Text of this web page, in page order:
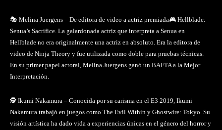
🎭 Melina Juergens – De editora de video a actriz premiada🎮 Hellblade:
Senua’s Sacrifice. La galardonada actriz que interpreta a Senua en
Hellblade no era originalmente una actriz en absoluto. Era la editora de
video de Ninja Theory y fue utilizada como doble para pruebas técnicas.
En su primer papel actoral, Melina Juergens ganó un BAFTA a la Mejor
Interpretación.
🕵️ Ikumi Nakamura – Conocida por su carisma en el E3 2019, Ikumi
Nakamura trabajó en juegos como The Evil Within y Ghostwire: Tokyo. Su
visión artística ha dado vida a experiencias únicas en el género del horror y